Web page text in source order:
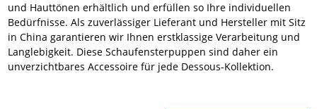
und Hauttönen erhältlich und erfüllen so Ihre individuellen
Bedürfnisse. Als zuverlässiger Lieferant und Hersteller mit Sitz
in China garantieren wir Ihnen erstklassige Verarbeitung und
Langlebigkeit. Diese Schaufensterpuppen sind daher ein
unverzichtbares Accessoire für jede Dessous-Kollektion.